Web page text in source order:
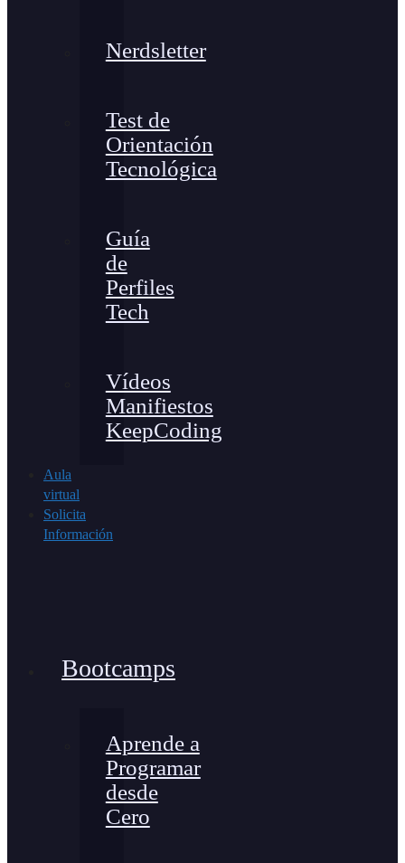
Nerdsletter
Test de
Orientación
Tecnológica
Guía
de
Perfiles
Tech
Vídeos
Manifiestos
KeepCoding
Aula
virtual
Solicita
Información
Bootcamps
Aprende a
Programar
desde
Cero